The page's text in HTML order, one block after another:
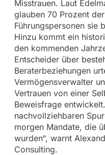
Misstrauen. Laut
glauben 70 Prozent
Führungspersonen sie
Hinzu kommt ein
den kommenden
Entscheider über
Beraterbeziehungen
Vermögensverwalter
Vertrauen von einer
Beweisfrage
nachvollziehbaren
morgen Mandate, die
wurden“, warnt
Consulting.